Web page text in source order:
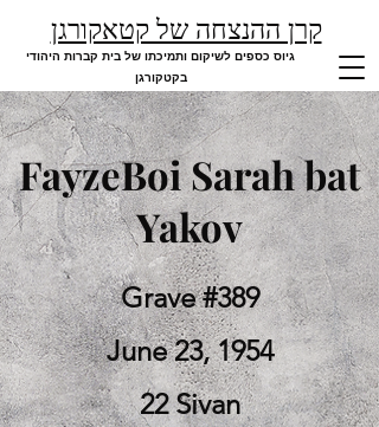
קרן ההנצחה של קטאקורגן
גיוס כספים לשיקום ותמיכתו של בית קברות היהודי
בקטקורגן
FayzeBoi Sarah bat
Yakov
Grave #389
June 23, 1954
22 Sivan